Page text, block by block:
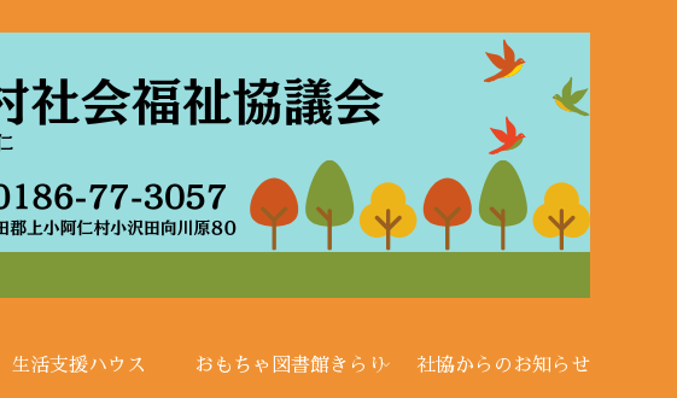
生活支援ハウス おもちゃ図書館きらり 社協からのお知らせ